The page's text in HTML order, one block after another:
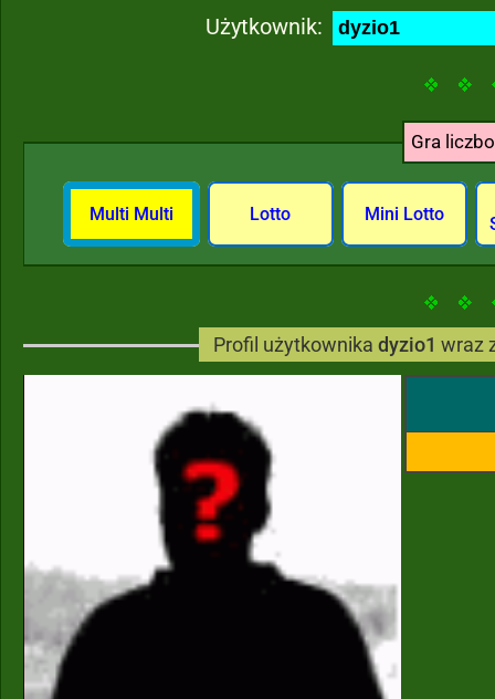
Użytkownik:
Gra
Multi Multi Lotto Mini Lotto
Profil użytkownika dyzio1 wraz